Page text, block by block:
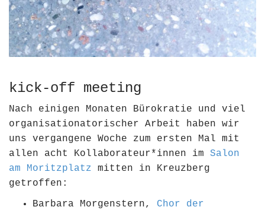
kick-off meeting
Nach einigen Monaten Bürokratie und viel
organisationatorischer Arbeit haben wir
uns vergangene Woche zum ersten Mal mit
allen acht Kollaborateur*innen im Salon
am Moritzplatz mitten in Kreuzberg
getroffen:
Barbara Morgenstern, Chor der